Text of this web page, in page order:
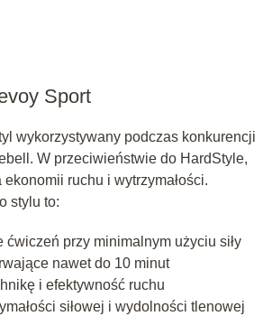
Sport
wykorzystywany podczas konkurencji
W przeciwieństwie do HardStyle,
ruchu i wytrzymałości.
stylu to:
ćwiczeń przy minimalnym użyciu siły
nawet do 10 minut
i efektywność ruchu
siłowej i wydolności tlenowej